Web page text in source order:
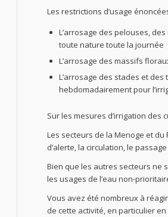
Les restrictions d’usage
L’arrosage des pelouses,
toute nature toute la journée
L’arrosage des massifs
L’arrosage des stades et
hebdomadairement pour
Sur les mesures d’irrigation
Les secteurs de la Menoge et du
d’alerte, la circulation, le
Bien que les autres secteurs ne
les usages de l’eau non-
Vous avez été nombreux à
de cette activité, en particulier